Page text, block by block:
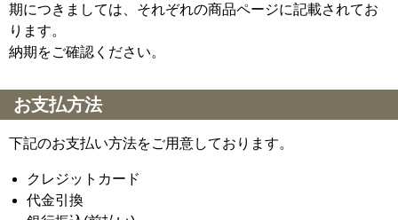
期につきましては、それぞれの商品ページに記載されてお
ります。
納期をご確認ください。
お支払方法
下記のお支払い方法をご用意しております。
クレジットカード
代金引換